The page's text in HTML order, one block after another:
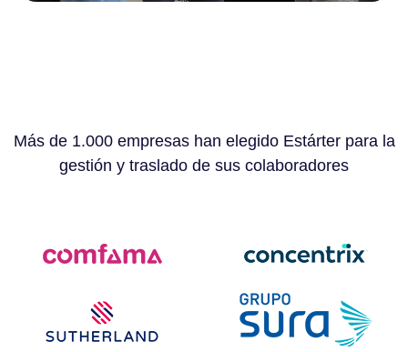
Más de 1.000 empresas han elegido Estárter para la
gestión y traslado de sus colaboradores